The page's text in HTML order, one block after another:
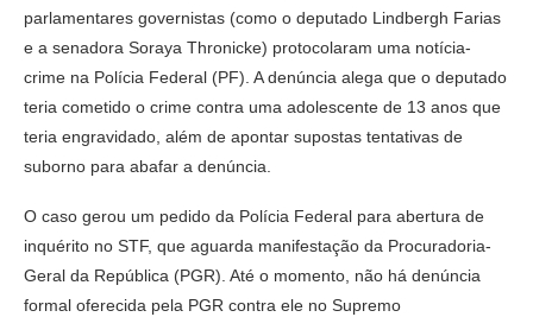
parlamentares governistas (como o deputado Lindbergh Farias
e a senadora Soraya Thronicke) protocolaram uma notícia-
crime na Polícia Federal (PF). A denúncia alega que o deputado
teria cometido o crime contra uma adolescente de 13 anos que
teria engravidado, além de apontar supostas tentativas de
suborno para abafar a denúncia.
O caso gerou um pedido da Polícia Federal para abertura de
inquérito no STF, que aguarda manifestação da Procuradoria-
Geral da República (PGR). Até o momento, não há denúncia
formal oferecida pela PGR contra ele no Supremo